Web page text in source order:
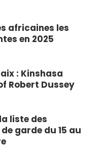
africaines les
en 2025
: Kinshasa
Robert Dussey
liste des
garde du 15 au